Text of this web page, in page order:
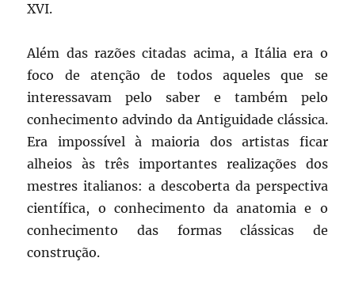
XVI.
Além das razões citadas acima, a Itália era o
foco de atenção de todos aqueles que se
interessavam pelo saber e também pelo
conhecimento advindo da Antiguidade clássica.
Era impossível à maioria dos artistas ficar
alheios às três importantes realizações dos
mestres italianos: a descoberta da perspectiva
científica, o conhecimento da anatomia e o
conhecimento das formas clássicas de
construção.